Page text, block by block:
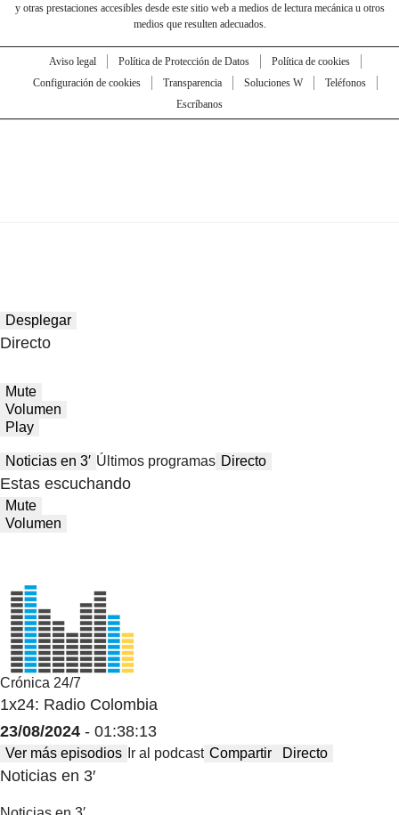
y otras prestaciones accesibles desde este sitio web a medios de lectura mecánica u otros
medios que resulten adecuados.
Aviso legal Política de Protección de Datos
Política de cookies
Configuración de cookies
Transparencia Soluciones W
Teléfonos
Escríbanos
Desplegar
Directo
Mute
Volumen
Play
Noticias en 3′ Últimos programas Directo
Estas escuchando
Mute
Volumen
Crónica 24/7
1x24: Radio Colombia
23/08/2024 - 01:38:13
Ver más episodios Ir al podcast Compartir Directo
Noticias en 3′